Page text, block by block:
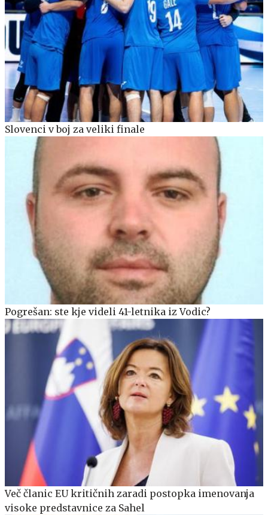
Slovenci v boj za veliki finale
Pogrešan: ste kje videli 41-letnika iz Vodic?
Več članic EU kritičnih zaradi postopka imenovanja
visoke predstavnice za Sahel